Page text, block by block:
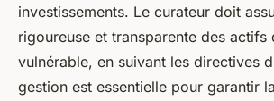
investissements. Le curateur doit
rigoureuse et transparente des actifs
vulnérable, en suivant les directives
gestion est essentielle pour garantir